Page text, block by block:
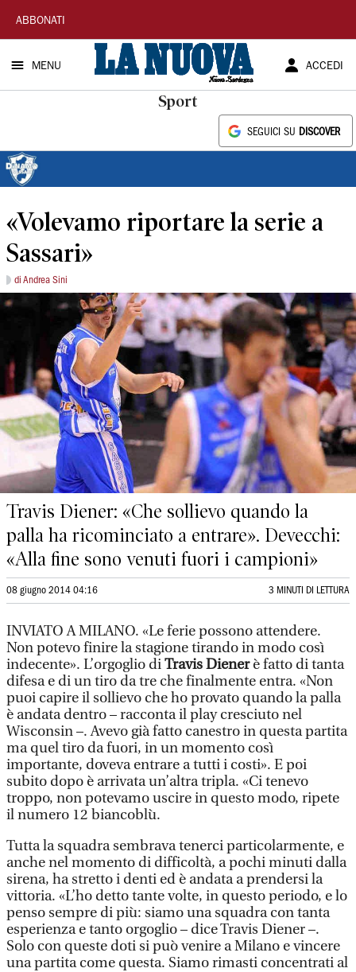
La
Nuova
Sardegna
ABBONATI
MENU ACCEDI
Sport
SEGUICI SU DISCOVER
«Volevamo riportare la serie a
Sassari»
di Andrea Sini
Travis Diener: «Che sollievo quando la
palla ha ricominciato a entrare». Devecchi:
«Alla fine sono venuti fuori i campioni»
08 giugno 2014 04:16 3 MINUTI DI LETTURA
INVIATO A MILANO. «Le ferie possono attendere.
Non potevo finire la stagione tirando in modo così
indecente». L’orgoglio diTravis Dienerè fatto di tanta
difesa e di un tiro da tre che finalmente entra. «Non
puoi capire il sollievo che ho provato quando la palla
è andata dentro – racconta il play cresciuto nel
Wisconsin –. Avevo già fatto canestro in questa partita
ma quel tiro da fuori, in un momento così
importante, doveva entrare a tutti i costi». E poi
subito dopo è arrivata un’altra tripla. «Ci tenevo
troppo, non potevamo uscire in questo modo, ripete
il numero 12 biancoblù.
Tutta la squadra sembrava tenerci particolarmente, e
anche nel momento di difficoltà, a pochi minuti dalla
sirena, ha stretto i denti ed è andata a prendersi la
vittoria. «L’ho detto tante volte, in questo periodo, e lo
penso sempre di più: siamo una squadra con tanta
esperienza e tanto orgoglio – dice Travis Diener –.
Solo con queste doti si può venire a Milano e vincere
una partita come questa. Siamo rimasti concentrati al